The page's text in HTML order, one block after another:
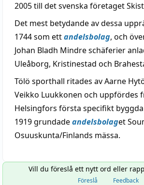
2005 till det svenska företaget
Det mest betydande av dessa
1744 som ettandelsbolag, och
Johan Bladh Mindre schäferier
Uleåborg, Kristinestad och
Tölö sporthall ritades av Aarne
Veikko Luukkonen och uppfördes
Helsingfors första specifikt
1919 grundadeandelsbolaget
Osuuskunta/Finlands mässa.
Vill du föreslå ett nytt ord eller
Föreslå Feedback